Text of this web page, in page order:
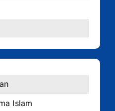
Islam